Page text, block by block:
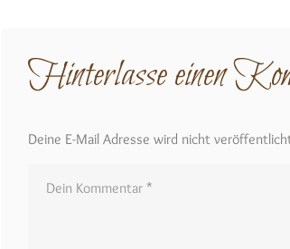
Hinterlasse einen
Deine E-Mail Adresse wird nicht